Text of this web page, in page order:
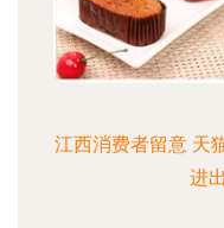
江西消费者留意 天
进